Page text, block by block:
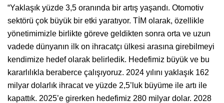
“Yaklaşık yüzde 3,5 oranında bir artış yaşandı. Otomotiv
sektörü çok büyük bir etki yaratıyor. TİM olarak, özellikle
yönetimimizle birlikte göreve geldikten sonra orta ve uzun
vadede dünyanın ilk on ihracatçı ülkesi arasına girebilmeyi
kendimize hedef olarak belirledik. Hedefimiz büyük ve bu
kararlılıkla beraberce çalışıyoruz. 2024 yılını yaklaşık 162
milyar dolarlık ihracat ve yüzde 2,5’luk büyüme ile artı ile
kapattık. 2025’e girerken hedefimiz 280 milyar dolar. 2028